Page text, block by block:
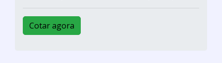
Cotar agora